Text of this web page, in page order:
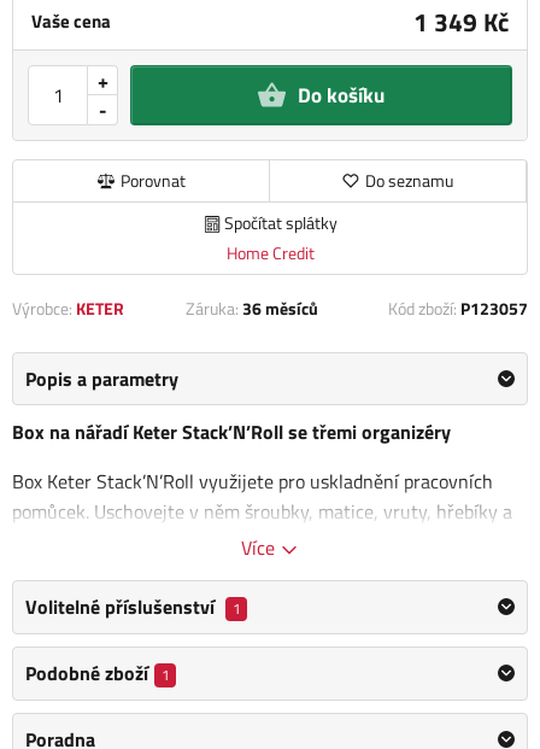
Vaše cena 1 349 Kč
-
+ Do košíku
Porovnat
Do seznamu
Spočítat splátky
Home Credit
Výrobce: KETER Záruka:36 měsíců Kód zboží: P123057
Popis a parametry
Box na nářadí Keter Stack’N’Roll se třemi organizéry
Box Keter Stack’N’Roll využijete pro uskladnění pracovních
pomůcek. Uschovejte v něm šroubky, matice, vruty, hřebíky a
Vnitřní prostor tvoří 3 organizéry, které
věcech. Velikost přihrádek si kdykoliv přizpůsobíte pomocí
vyjímatelných rozdělovačů. Dílenské potřeby snadno najdete a
máte je po ruce, kdykoliv potřebujete.
Polykarbonátová uzamykací lišta zajistí pevné uzavření boxu.
Jeho obsah se vám tedy nevysype a zůstane v bezpečí. O
Více
Volitelné příslušenství 1
Podobné zboží 1
Poradna